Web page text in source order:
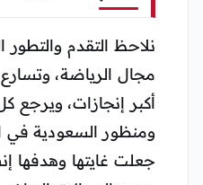
نلاحظ التقدم
مجال الرياضة،
أكبر إنجازات، ويرجع
ومنظور السعودية في
جعلت غايتها وهدفها